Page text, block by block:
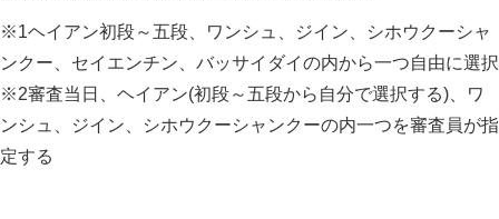
※1ヘイアン初段～五段、ワンシュ、ジイン、シホウクーシャ
ンクー、セイエンチン、バッサイダイの内から一つ自由に選択
※2審査当日、ヘイアン(初段～五段から自分で選択する)、ワ
ンシュ、ジイン、シホウクーシャンクーの内一つを審査員が指
定する